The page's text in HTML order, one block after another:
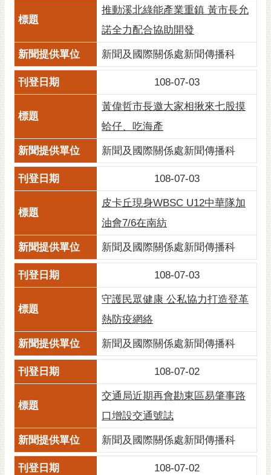
推動溪北綠能產業重鎮 黃市長允
諾全力配合協助開發
新聞及國際關係處新聞傳播科
108-07-03
黃偉哲市長邀大家相揪來七股摸
蛤仔、吃海產
新聞及國際關係處新聞傳播科
108-07-03
皮卡丘現身WBSC U12中華隊加
油會7/6在南紡
新聞及國際關係處新聞傳播科
108-07-03
守護民眾健康 公私協力打造登革
熱防疫網絡
新聞及國際關係處新聞傳播科
108-07-02
交通局近期再會勘東區易肇事路
口增設交通號誌
新聞及國際關係處新聞傳播科
108-07-02